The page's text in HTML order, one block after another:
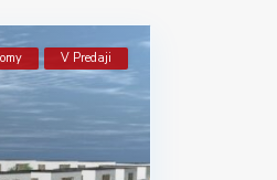
V Predaji